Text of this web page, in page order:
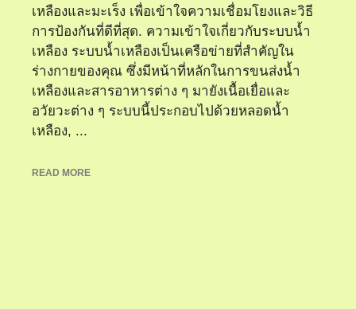
เหลืองและมะเร็ง เพื่อเข้าใจความเชื่อมโยงและวิธี
การป้องกันที่ดีที่สุด. ความเข้าใจเกี่ยวกับระบบน้ำ
เหลือง ระบบน้ำเหลืองเป็นเครือข่ายที่สำคัญใน
ร่างกายของคุณ ซึ่งมีหน้าที่หลักในการขนส่งน้ำ
เหลืองและสารอาหารต่าง ๆ มายังเนื้อเยื่อและ
อวัยวะต่าง ๆ ระบบนี้ประกอบไปด้วยหลอดน้ำ
เหลือง, ...
READ MORE